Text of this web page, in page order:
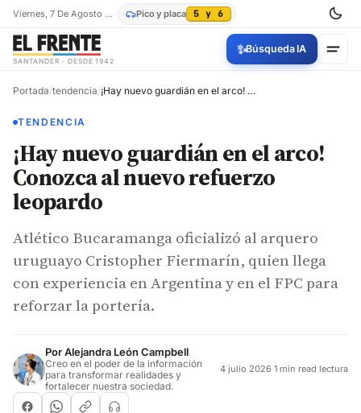
Viernes, 7 De Agosto De 2026 Pico y placa 5 y 6
SANTANDER · DESDE 1942
✨Búsqueda IA
Portada/tendencia/ ¡Hay nuevo guardián en el arco! Conozca al nuevo refuerzo leopardo
TENDENCIA
¡Hay nuevo guardián en el arco!
Conozca al nuevo refuerzo
leopardo
Atlético Bucaramanga oficializó al arquero
uruguayo Cristopher Fiermarín, quien llega
con experiencia en Argentina y en el FPC para
reforzar la portería.
PorAlejandra León Campbell
Creo en el poder de la información
para transformar realidades y
fortalecer nuestra sociedad.
4 julio 2026·1 min read lectura